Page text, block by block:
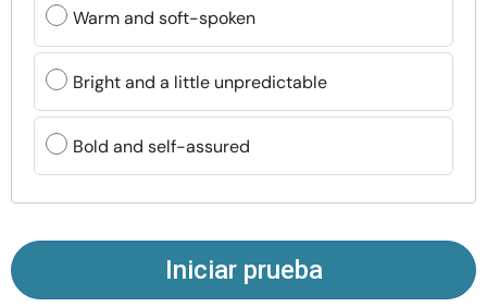
Cursos
Recursos
Comunidad
Encuentra un terapeuta
Warm and soft-spoken
Bright and a little unpredictable
Bold and self-assured
Iniciar prueba